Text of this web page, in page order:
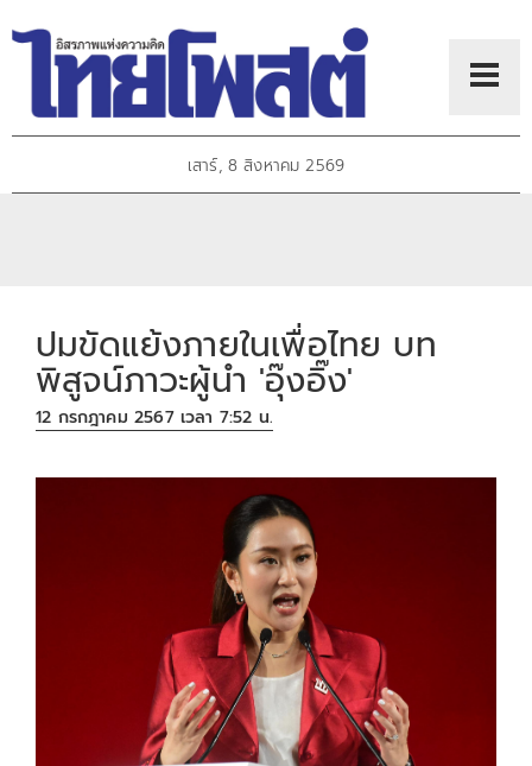
เสาร์, 8 สิงหาคม 2569
ปมขัดแย้งภายในเพื่อไทย บท
พิสูจน์ภาวะผู้นำ 'อุ๊งอิ๊ง'
12 กรกฎาคม 2567 เวลา 7:52 น.